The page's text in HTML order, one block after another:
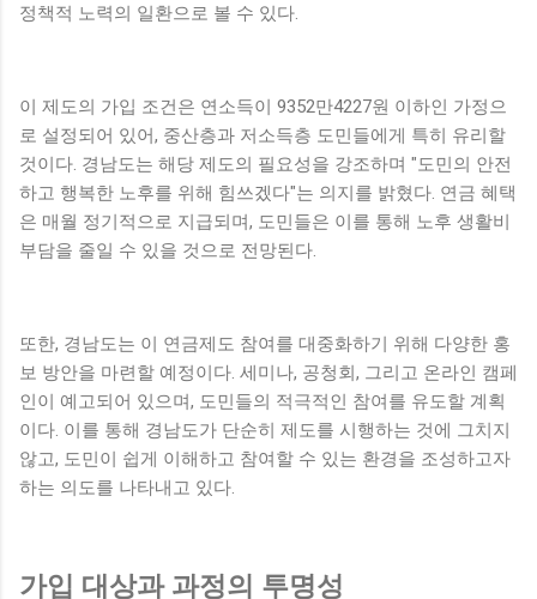
정책적 노력의 일환으로 볼 수 있다.
이 제도의 가입 조건은 연소득이 9352만4227원 이하인 가정으
로 설정되어 있어, 중산층과 저소득층 도민들에게 특히 유리할
것이다. 경남도는 해당 제도의 필요성을 강조하며 "도민의 안전
하고 행복한 노후를 위해 힘쓰겠다"는 의지를 밝혔다. 연금 혜택
은 매월 정기적으로 지급되며, 도민들은 이를 통해 노후 생활비
부담을 줄일 수 있을 것으로 전망된다.
또한, 경남도는 이 연금제도 참여를 대중화하기 위해 다양한 홍
보 방안을 마련할 예정이다. 세미나, 공청회, 그리고 온라인 캠페
인이 예고되어 있으며, 도민들의 적극적인 참여를 유도할 계획
이다. 이를 통해 경남도가 단순히 제도를 시행하는 것에 그치지
않고, 도민이 쉽게 이해하고 참여할 수 있는 환경을 조성하고자
하는 의도를 나타내고 있다.
가입 대상과 과정의 투명성